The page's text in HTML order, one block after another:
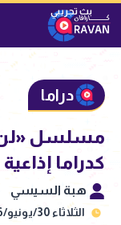
دراما
مسلسل «لن
كدراما إذاعية
هبة السيسي
الثلاثاء 30/يونيو/2026 - 10:17 م